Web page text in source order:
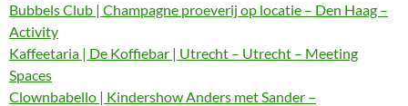
Bubbels Club | Champagne proeverij op locatie – Den Haag –
Activity
Kaffeetaria | De Koffiebar | Utrecht – Utrecht – Meeting
Spaces
Clownbabello | Kindershow Anders met Sander –